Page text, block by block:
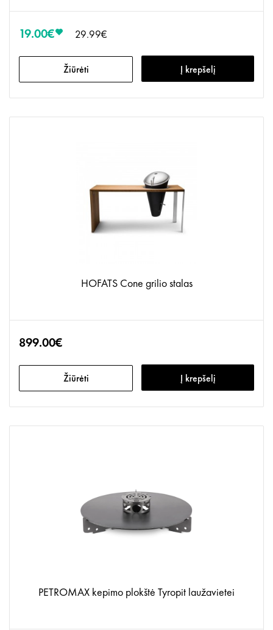
19.00€ 29.99€
Žiūrėti Į krepšelį
HOFATS Cone grilio stalas
899.00€
Žiūrėti Į krepšelį
PETROMAX kepimo plokštė Tyropit laužavietei